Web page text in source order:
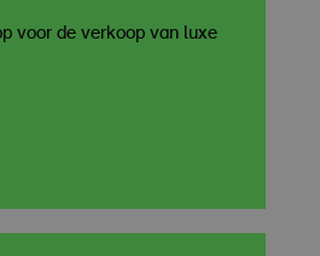
voor de verkoop van luxe